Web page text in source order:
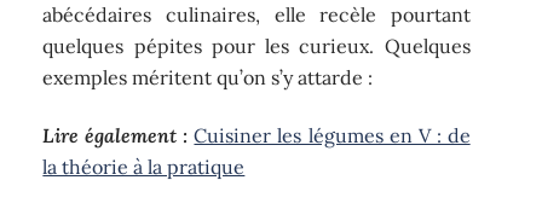
abécédaires culinaires, elle recèle pourtant
quelques pépites pour les curieux. Quelques
exemples méritent qu’on s’y attarde :
Lire également : Cuisiner les légumes en V : de
la théorie à la pratique